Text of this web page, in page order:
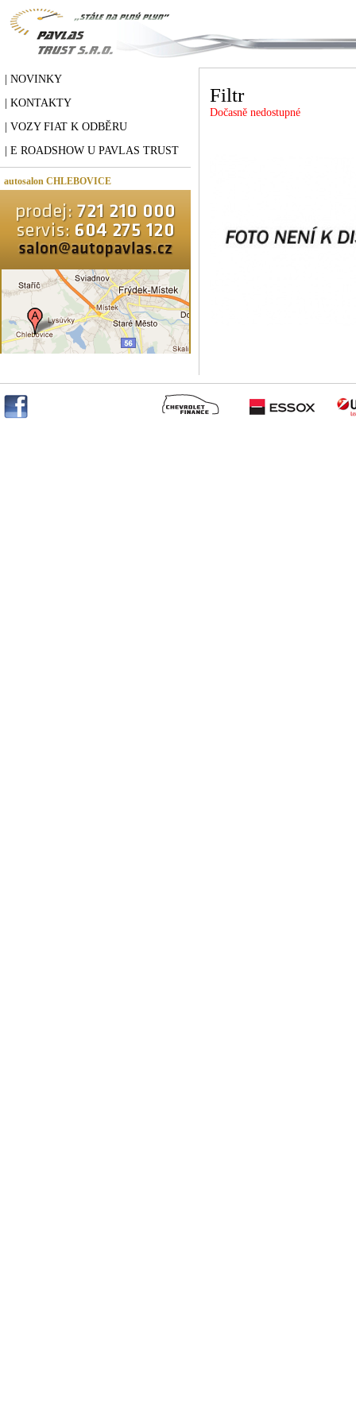
| NOVINKY
| KONTAKTY
| VOZY FIAT K ODBĚRU
| E ROADSHOW U PAVLAS TRUST
autosalon CHLEBOVICE
Filtr
Dočasně nedostupné